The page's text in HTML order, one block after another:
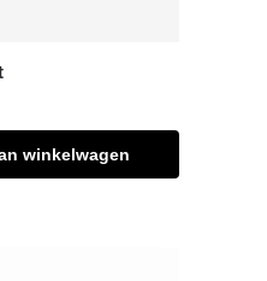
winkelwagen